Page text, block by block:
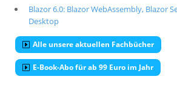
Blazor 6.0: Blazor WebAssembly, Blazor
Desktop
Alle unsere aktuellen Fachbücher
E-Book-Abo für ab 99 Euro im Jahr